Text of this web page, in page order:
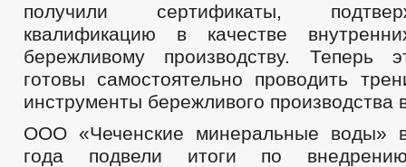
получили сертификаты,
квалификацию в качестве
бережливому производству. Теперь
готовы самостоятельно проводить
инструменты бережливого производства
ООО «Чеченские минеральные воды»
года подвели итоги по внедрению